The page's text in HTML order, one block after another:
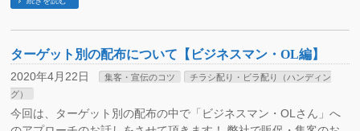
ターゲット別の配布について【ビジネスマン・OL編】
2020年4月22日 集客・宣伝のコツ
チラシ配り・ビラ配り（ハンディン
グ）
今回は、ターゲット別の配布の中で「ビジネスマン・OLさん」へ